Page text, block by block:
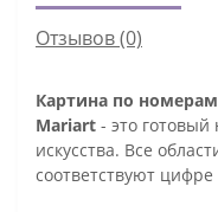
Отзывов (0)
Картина по
Mariart - это
искусства. Все
соответствуют